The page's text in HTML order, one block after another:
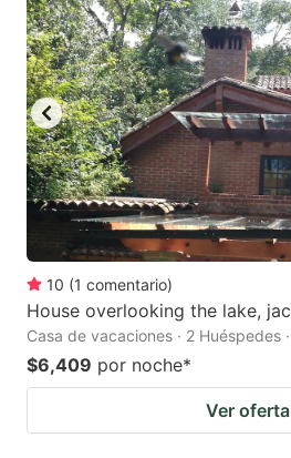
10 (1 comentario)
House overlooking the lake,
Casa de vacaciones · 2 Huéspedes
$6,409 por noche*
Ver oferta